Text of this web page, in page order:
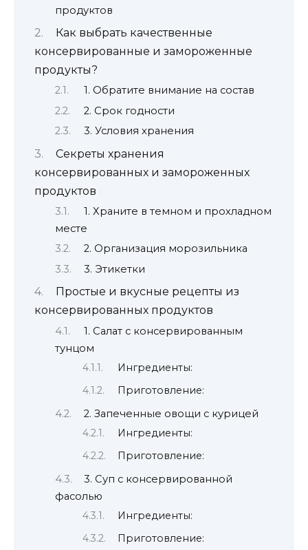
продуктов
Как выбрать качественные
консервированные и замороженные
продукты?
1. Обратите внимание на состав
2. Срок годности
3. Условия хранения
Секреты хранения
консервированных и замороженных
продуктов
1. Храните в темном и прохладном
месте
2. Организация морозильника
3. Этикетки
Простые и вкусные рецепты из
консервированных продуктов
1. Салат с консервированным
тунцом
Ингредиенты:
Приготовление:
2. Запеченные овощи с курицей
Ингредиенты:
Приготовление:
3. Суп с консервированной
фасолью
Ингредиенты:
Приготовление: